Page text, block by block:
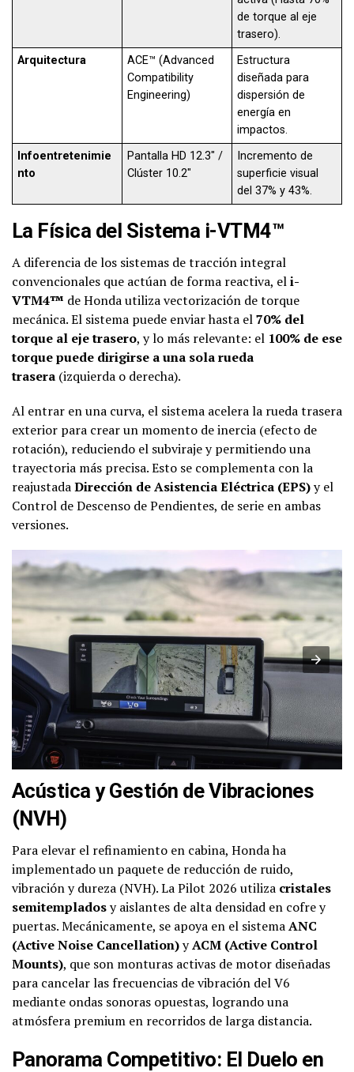
de torque al eje
trasero).
Arquitectura
ACE™ (Advanced
Compatibility
Engineering)
Estructura
diseñada para
dispersión de
energía en
impactos.
Infoentretenimie
nto
Pantalla HD 12.3″ /
Clúster 10.2″
Incremento de
superficie visual
del 37% y 43%.
La Física del Sistema i-VTM4™
A diferencia de los sistemas de tracción integral
convencionales que actúan de forma reactiva, eli-
VTM4™ de Honda utiliza vectorización de torque
mecánica. El sistema puede enviar hasta el70% del
torque al eje trasero, y lo más relevante: el 100% de ese
torque puede dirigirse a una sola rueda
trasera (izquierda o derecha).
Al entrar en una curva, el sistema acelera la rueda trasera
exterior para crear un momento de inercia (efecto de
rotación), reduciendo el subviraje y permitiendo una
trayectoria más precisa. Esto se complementa con la
reajustadaDirección de Asistencia Eléctrica (EPS)y el
Control de Descenso de Pendientes, de serie en ambas
versiones.
Acústica y Gestión de Vibraciones
(NVH)
Para elevar el refinamiento en cabina, Honda ha
implementado un paquete de reducción de ruido,
vibración y dureza (NVH). La Pilot 2026 utiliza cristales
semitempladosy aislantes de alta densidad en cofre y
puertas. Mecánicamente, se apoya en el sistemaANC
(Active Noise Cancellation)yACM (Active Control
Mounts), que son monturas activas de motor diseñadas
para cancelar las frecuencias de vibración del V6
mediante ondas sonoras opuestas, logrando una
atmósfera premium en recorridos de larga distancia.
Panorama Competitivo: El Duelo en